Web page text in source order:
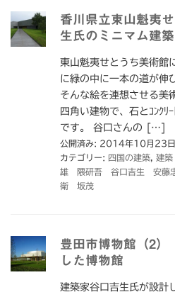
香川県立東山魁夷
生氏のミニマム建築
東山魁夷せとうち美術館
に緑の中に一本の道が伸
そんな絵を連想させる美
四角い建物で、石とｺﾝｸﾘ
です。 谷口さんの […]
公開済み: 2014年10月23日
カテゴリー: 四国の建築 建築
雄 隈研吾 谷口吉生 安藤
衛 坂茂
豊田市博物館（2
した博物館
建築家谷口吉生氏が設計